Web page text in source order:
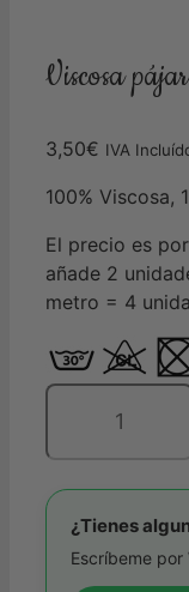
Viscosa
3,50€ IVA
100% Viscosa,
El precio es
añade 2
metro = 4
pájaros
y
flores
¿Tienes
Escríbeme